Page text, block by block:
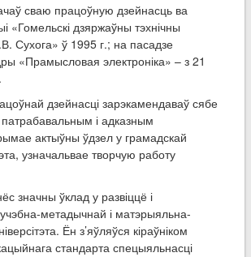
сваю працоўную дзейнасць ва
«Гомельскі дзяржаўны тэхнічны
Сухога» ў 1995 г.; на пасадзе
«Прамысловая электроніка» – з 21
дзейнасці зарэкамендаваў сябе
і адказным
актыўны ўдзел у грамадскай
узначальвае творчую работу
значны ўклад у развіццё і
метадычнай і матэрыяльна-
Ён з’яўляўся кіраўніком
стандарта спецыяльнасці